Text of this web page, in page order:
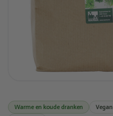
Warme en koude dranken Vegan